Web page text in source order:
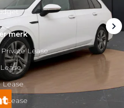
merk
Lease
Lease
Lease